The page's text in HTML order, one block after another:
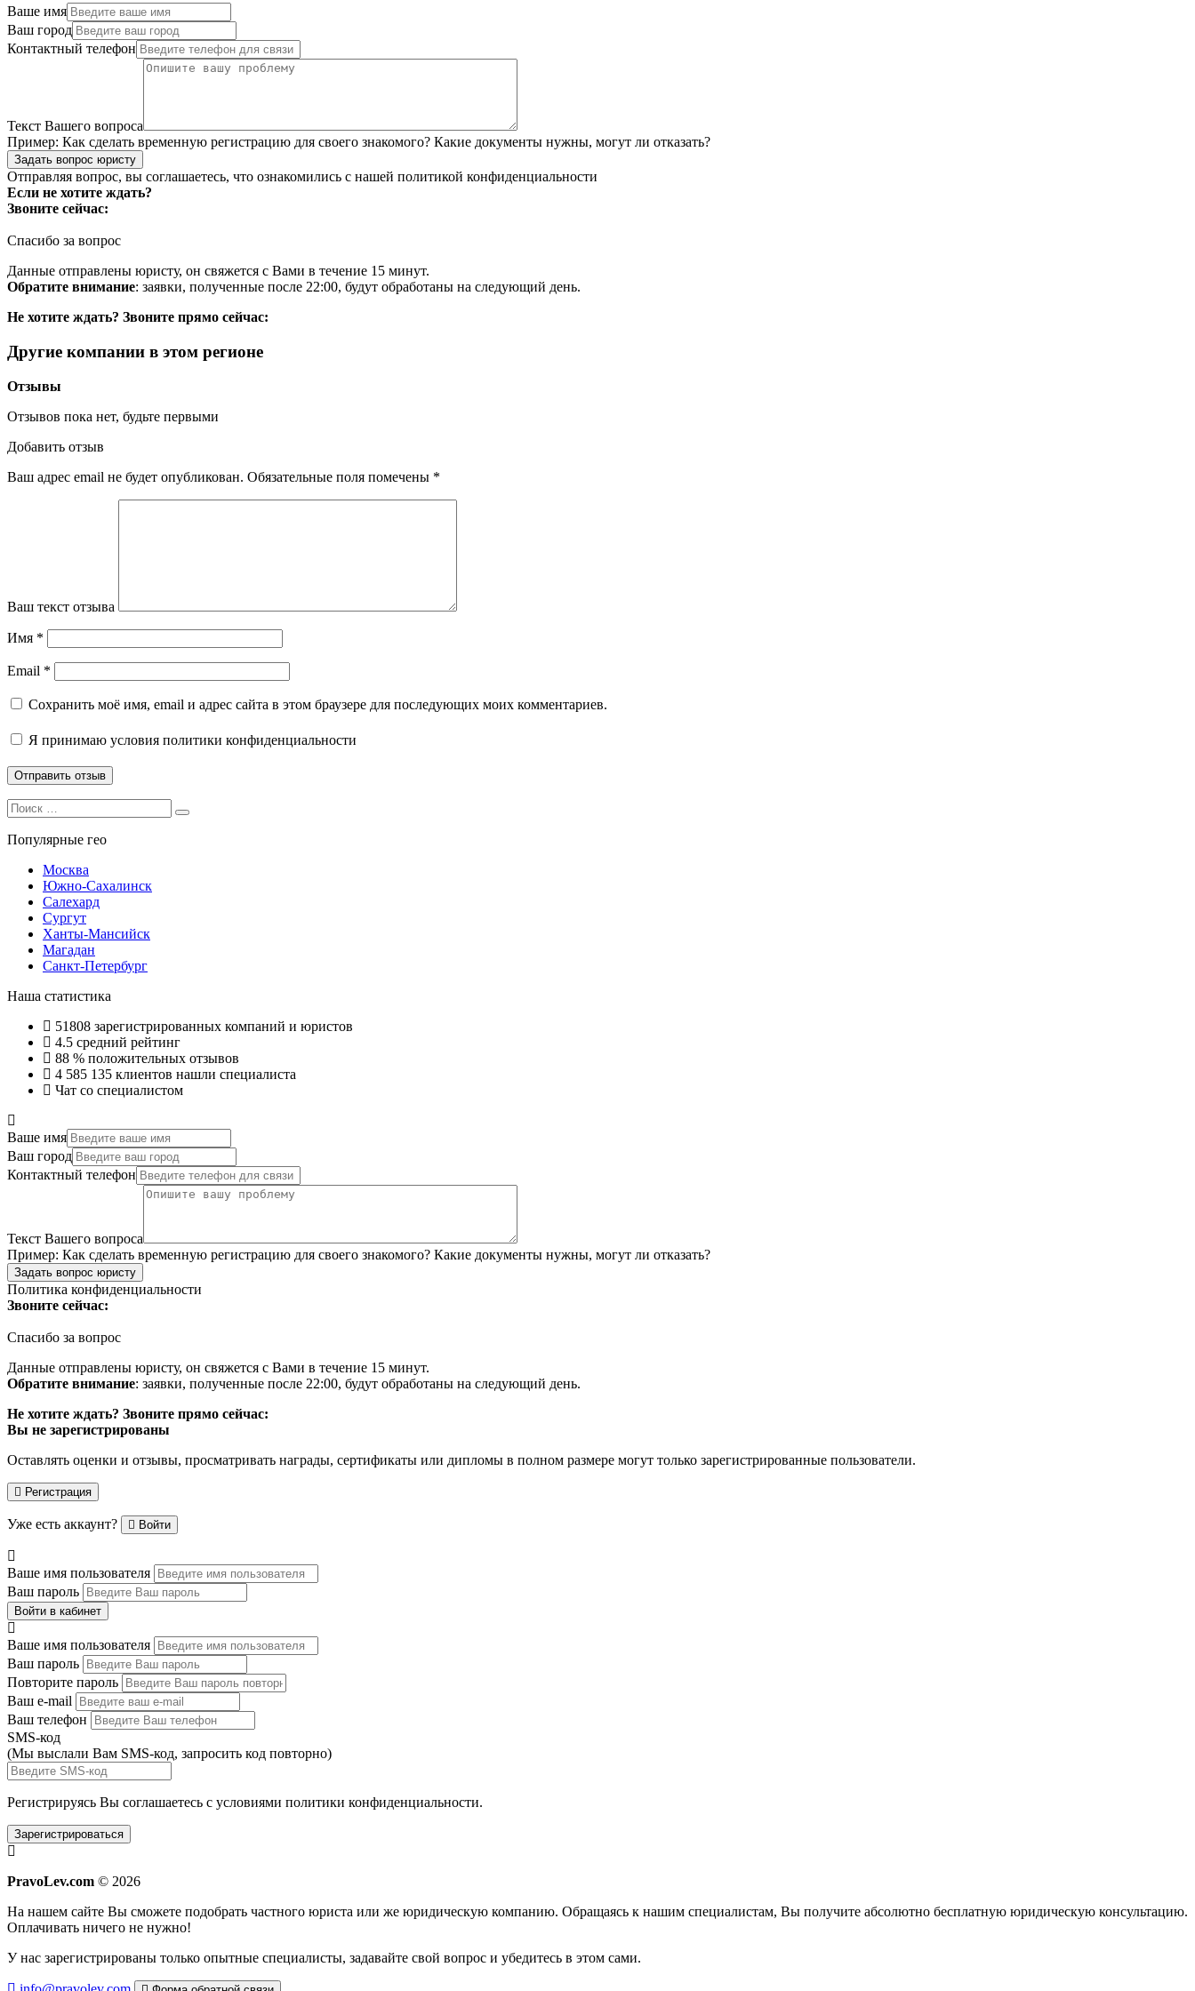
Ваше имя
Ваш город
Контактный телефон
Текст Вашего вопроса
Пример: Как сделать временную регистрацию для своего знакомого? Какие документы нужны, могут ли отказать?
Задать вопрос юристу
Отправляя вопрос, вы соглашаетесь, что ознакомились с нашей политикой конфиденциальности
Если не хотите ждать?
Звоните сейчас:
Спасибо за вопрос
Данные отправлены юристу, он свяжется с Вами в течение 15 минут.
Обратите внимание: заявки, полученные после 22:00, будут обработаны на следующий день.
Не хотите ждать? Звоните прямо сейчас:
Другие компании в этом регионе
Отзывы
Отзывов пока нет, будьте первыми
Добавить отзыв
Ваш адрес email не будет опубликован. Обязательные поля помечены *
Ваш текст отзыва
Имя *
Email *
Сохранить моё имя, email и адрес сайта в этом браузере для последующих моих комментариев.
Я принимаю условия политики конфиденциальности
Search
for:
Search
Популярные гео
Москва
Южно-Сахалинск
Салехард
Сургут
Ханты-Мансийск
Магадан
Санкт-Петербург
Наша статистика
51808 зарегистрированных компаний и юристов
4.5 средний рейтинг
88 % положительных отзывов
4 585 135 клиентов нашли специалиста
Чат со специалистом
Ваше имя
Ваш город
Контактный телефон
Текст Вашего вопроса
Пример: Как сделать временную регистрацию для своего знакомого? Какие документы нужны, могут ли отказать?
Задать вопрос юристу
Политика конфиденциальности
Звоните сейчас:
Спасибо за вопрос
Данные отправлены юристу, он свяжется с Вами в течение 15 минут.
Обратите внимание: заявки, полученные после 22:00, будут обработаны на следующий день.
Не хотите ждать? Звоните прямо сейчас:
Вы не зарегистрированы
Оставлять оценки и отзывы, просматривать награды, сертификаты или дипломы в полном размере могут только зарегистрированные пользователи.
Регистрация
Уже есть аккаунт? Войти
Ваше имя пользователя
Ваш пароль
Войти в кабинет
Ваше имя пользователя
Ваш пароль
Повторите пароль
Ваш e-mail
Ваш телефон
SMS-код
(Мы выслали Вам SMS-код, запросить код повторно)
Регистрируясь Вы соглашаетесь с условиями политики конфиденциальности.
Зарегистрироваться
PravoLev.com © 2026
На нашем сайте Вы сможете подобрать частного юриста или же юридическую компанию. Обращаясь к нашим специалистам, Вы получите абсолютно бесплатную юридическую консультацию.
Оплачивать ничего не нужно!
У нас зарегистрированы только опытные специалисты, задавайте свой вопрос и убедитесь в этом сами.